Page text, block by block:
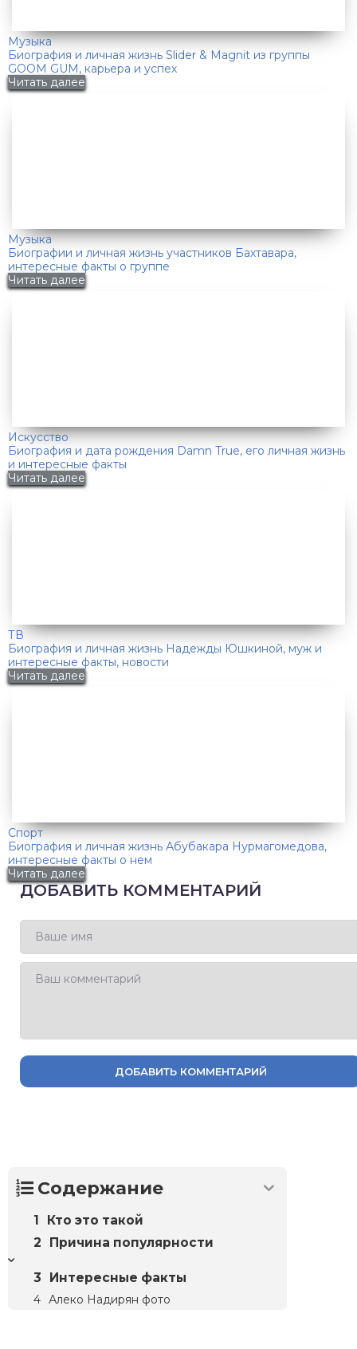
Музыка
Биография и личная жизнь Slider & Magnit из группы
GOOM GUM, карьера и успех
Читать далее
Музыка
Биографии и личная жизнь участников Бахтавара,
интересные факты о группе
Читать далее
Искусство
Биография и дата рождения Damn True, его личная жизнь
и интересные факты
Читать далее
ТВ
Биография и личная жизнь Надежды Юшкиной, муж и
интересные факты, новости
Читать далее
Спорт
Биография и личная жизнь Абубакара Нурмагомедова,
интересные факты о нем
Читать далее
ДОБАВИТЬ КОММЕНТАРИЙ
ДОБАВИТЬ КОММЕНТАРИЙ
Содержание
Кто это такой
Причина популярности
Интересные факты
Алеко Надирян фото